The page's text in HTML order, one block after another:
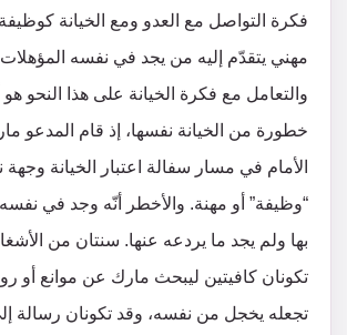
فكرة التواصل مع العدو ومع الخيانة
مهني يتقدّم إليه من يجد في نفسه المؤهلات
والتعامل مع فكرة الخيانة على هذا النحو
خطورة من الخيانة نفسها، إذ قام المدعو
الأمام في مسار سفالة اعتبار الخيانة وجهة
“وظيفة” أو مهنة. والأخطر أنّه وجد في نفسه
بها ولم يجد ما يردعه عنها. سنتان من
تكونان كافيتين ليبحث مارك عن موانع أو
تجعله يخجل من نفسه، وقد تكونان رسالة